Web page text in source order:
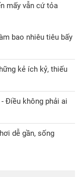
mấy vẫn cứ tỏa
bao nhiêu tiêu bấy
kẻ ích kỷ, thiếu
Điều không phải ai
dễ gần, sống